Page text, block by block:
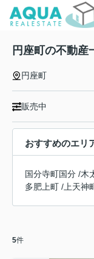
円座町の不動産
円座町
販売中
おすすめのエリ
国分寺町国分 /木
多肥上町 / 上天神
5件